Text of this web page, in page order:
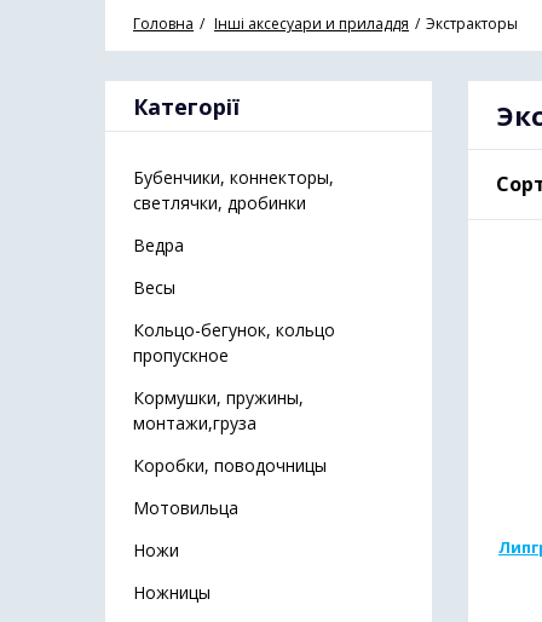
Головна Інші аксесуари и приладдя Экстракторы
Категорії
Бубенчики, коннекторы,
светлячки, дробинки
Ведра
Весы
Кольцо-бегунок, кольцо
пропускное
Кормушки, пружины,
монтажи,груза
Коробки, поводочницы
Мотовильца
Ножи
Ножницы